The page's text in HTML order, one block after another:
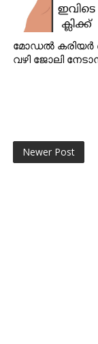
മോഡൽ
വഴി ജോലി
Newer Post